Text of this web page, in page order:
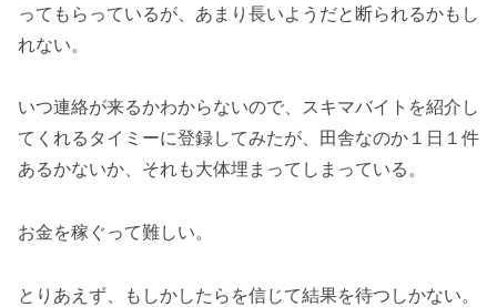
ってもらっているが、あまり長いようだと断られるかもし
れない。
いつ連絡が来るかわからないので、スキマバイトを紹介し
てくれるタイミーに登録してみたが、田舎なのか１日１件
あるかないか、それも大体埋まってしまっている。
お金を稼ぐって難しい。
とりあえず、もしかしたらを信じて結果を待つしかない。